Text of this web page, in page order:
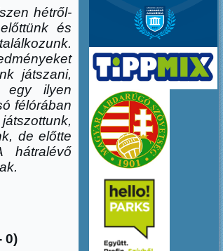
hétről-
és
játszani,
egy ilyen
félórában
de előtte
0)